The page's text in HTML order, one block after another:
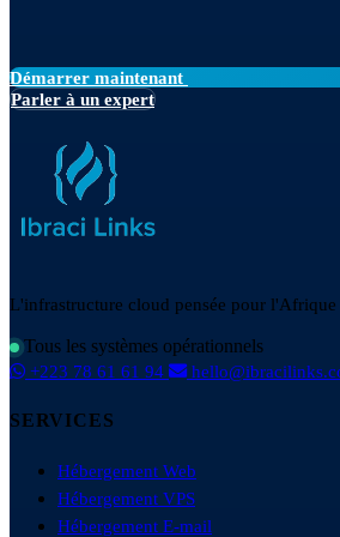
Démarrer maintenant
Parler à un expert
L'infrastructure cloud pensée pour l'Afrique
Tous les systèmes opérationnels
+223 78 61 61 94
SERVICES
Hébergement Web
Hébergement VPS
Hébergement E-mail